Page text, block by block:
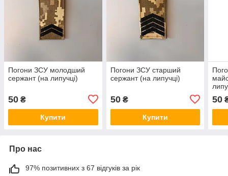
Погони ЗСУ молодший
сержант (на липучці)
50 ₴
Купити
Погони ЗСУ старший
сержант (на липучці)
50₴
Купити
50
Про нас
97% позитивних з 67 відгуків за рік